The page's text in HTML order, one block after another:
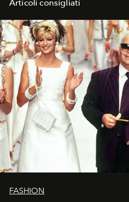
Articoli consigliati
FASHION